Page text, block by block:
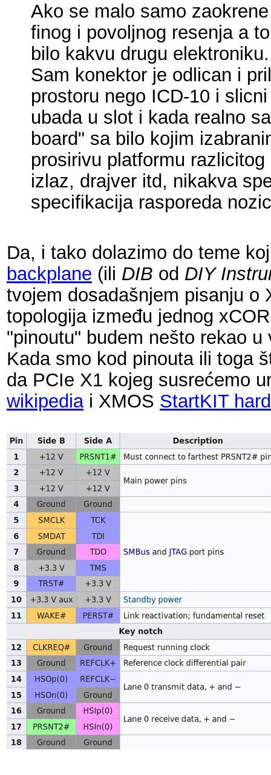
Ako se malo samo
finog i povoljnog resenja a
bilo kakvu drugu elektroniku.
Sam konektor je odlican i
prostoru nego ICD-10 i
ubada u slot i kada realno
board" sa bilo kojim
prosirivu platformu
izlaz, drajver itd, nikakva
specifikacija rasporeda
Da, i tako dolazimo do teme
backplane (ili DIB od DIY
tvojem dosadašnjem pisanju o
topologija između jednog
"pinoutu" budem nešto rekao
Kada smo kod pinouta ili toga
da PCIe X1 kojeg susrećemo
wikipediai XMOS StartKIT